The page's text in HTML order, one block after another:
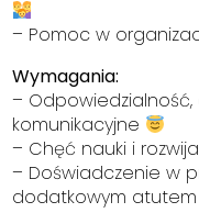
– Pomoc w
Wymagania:
–
komunikacyjne
– Chęć nauki i
– Doświadczenie w
dodatkowym atutem